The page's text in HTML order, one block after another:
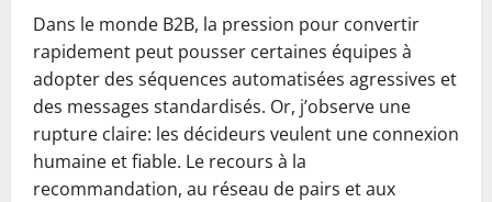
Dans le monde B2B, la pression pour convertir
rapidement peut pousser certaines équipes à
adopter des séquences automatisées agressives et
des messages standardisés. Or, j’observe une
rupture claire: les décideurs veulent une connexion
humaine et fiable. Le recours à la
recommandation, au réseau de pairs et aux